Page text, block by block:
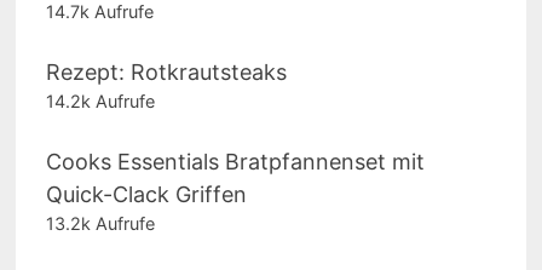
14.7k Aufrufe
Rezept: Rotkrautsteaks
14.2k Aufrufe
Cooks Essentials Bratpfannenset mit
Quick-Clack Griffen
13.2k Aufrufe